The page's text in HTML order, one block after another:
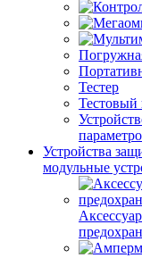
Тестер
Тестовый
Устройства
модульные